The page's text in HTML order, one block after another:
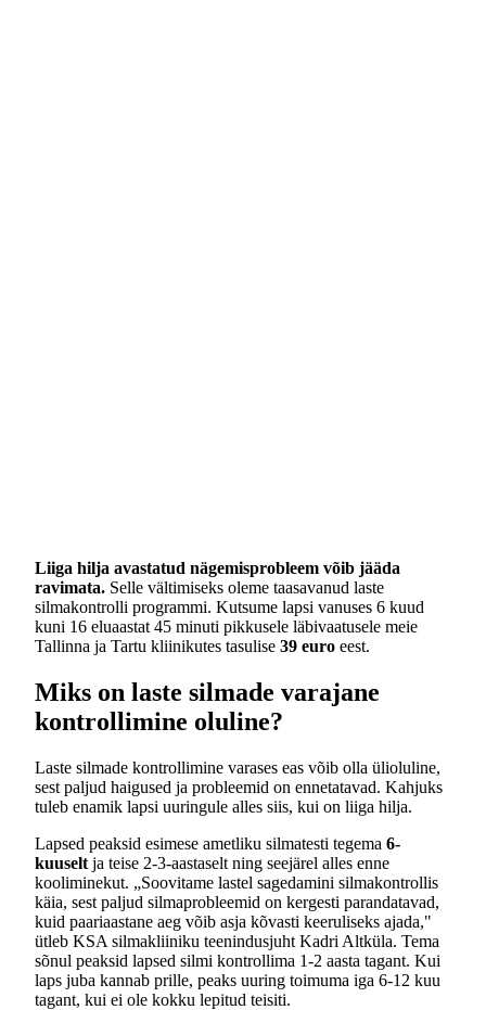
Liiga hilja avastatud nägemisprobleem võib jääda
ravimata. Selle vältimiseks oleme taasavanud laste
silmakontrolli programmi. Kutsume lapsi vanuses 6 kuud
kuni 16 eluaastat 45 minuti pikkusele läbivaatusele meie
Tallinna ja Tartu kliinikutes tasulise 39 euro eest.
Miks on laste silmade varajane
kontrollimine oluline?
Laste silmade kontrollimine varases eas võib olla ülioluline,
sest paljud haigused ja probleemid on ennetatavad. Kahjuks
tuleb enamik lapsi uuringule alles siis, kui on liiga hilja.
Lapsed peaksid esimese ametliku silmatesti tegema 6-
kuuselt ja teise 2-3-aastaselt ning seejärel alles enne
kooliminekut. „Soovitame lastel sagedamini silmakontrollis
käia, sest paljud silmaprobleemid on kergesti parandatavad,
kuid paariaastane aeg võib asja kõvasti keeruliseks ajada,"
ütleb KSA silmakliiniku teenindusjuht Kadri Altküla. Tema
sõnul peaksid lapsed silmi kontrollima 1-2 aasta tagant. Kui
laps juba kannab prille, peaks uuring toimuma iga 6-12 kuu
tagant, kui ei ole kokku lepitud teisiti.